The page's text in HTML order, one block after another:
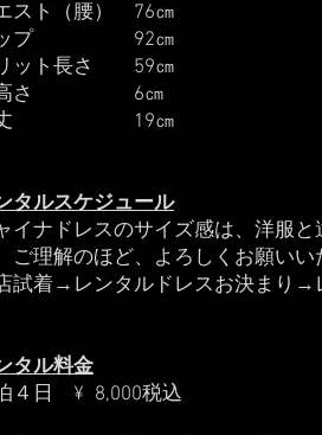
スト（腰） 76㎝
ップ 92㎝
ット長さ 59㎝
高さ 6㎝
丈 19㎝
タルスケジュール
イナドレスのサイズ感は、洋服
ご理解のほど、よろしくお願いい
試着→レンタルドレスお決まり
タル料金
４日 ¥ 8,000税込